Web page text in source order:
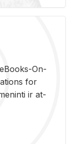
On-
for
ir at­